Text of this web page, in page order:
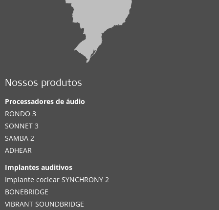
Nossos produtos
Processadores de áudio
RONDO 3
SONNET 3
SAMBA 2
ADHEAR
Implantes auditivos
Implante coclear SYNCHRONY 2
BONEBRIDGE
VIBRANT SOUNDBRIDGE